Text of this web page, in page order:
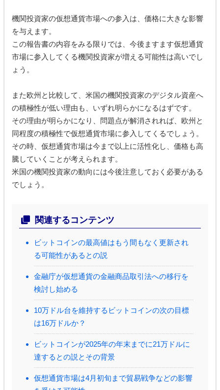
機関投資家の仮想通貨市場への参入は、価格に大きな影響
を与えます。
この報告書の内容をみる限りでは、今後ますます仮想通貨
市場に参入してくる機関投資家が増える可能性は高いでし
ょう。
また欧州と比較して、米国の機関投資家のデジタル資産へ
の積極性が低い理由も、いずれ明らかになるはずです。
その理由が明らかになり、問題点が解消されれば、欧州と
同程度の積極性で仮想通貨市場に参入してくるでしょう。
その時、仮想通貨市場は今まで以上に活性化し、価格も高
騰していくことが考えられます。
米国の機関投資家の動向には今後注意しておく必要がある
でしょう。
関連するコンテンツ
ビットコインの最高値はもう間もなく更新され
る可能性があるとの説
金融庁が仮想通貨の金融商品取引法への移行を
検討し始める
10万ドル台を維持するビットコインの次の目標
は16万ドルか？
ビットコインが2025年の年末までに21万ドルに
達するとの説とその背景
仮想通貨市場は4月初旬まで貿易戦争などの影響